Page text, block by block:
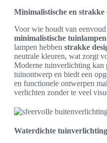
Minimalistische en strakke
Voor wie houdt van
minimalistische tuinlampen
lampen hebben strakke
neutrale kleuren, wat zorgt
Moderne tuinverlichting kan
tuinontwerp en biedt een
en functionele ontwerpen
verlichten zonder te veel
Waterdichte